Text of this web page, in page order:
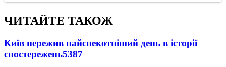
ЧИТАЙТЕ ТАКОЖ
Київ пережив найспекотніший день в історії
спостережень5387